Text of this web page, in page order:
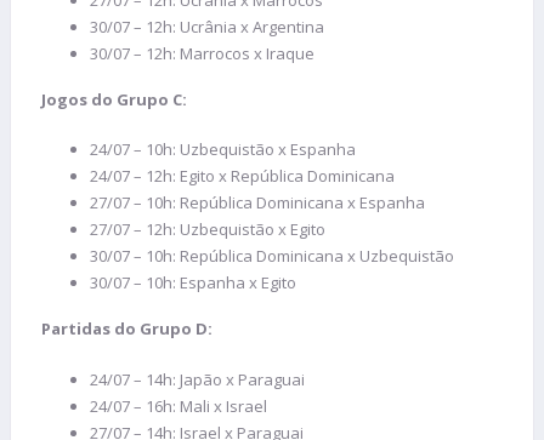
30/07 – 12h: Ucrânia x Argentina
30/07 – 12h: Marrocos x Iraque
Jogos do Grupo C:
24/07 – 10h: Uzbequistão x Espanha
24/07 – 12h: Egito x República Dominicana
27/07 – 10h: República Dominicana x Espanha
27/07 – 12h: Uzbequistão x Egito
30/07 – 10h: República Dominicana x Uzbequistão
30/07 – 10h: Espanha x Egito
Partidas do Grupo D:
24/07 – 14h: Japão x Paraguai
24/07 – 16h: Mali x Israel
27/07 – 14h: Israel x Paraguai